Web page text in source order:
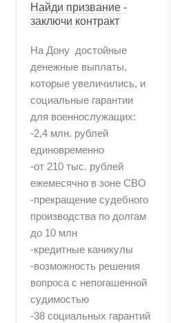
Найди призвание -
заключи контракт
На Дону достойные
денежные выплаты,
которые увеличились, и
социальные гарантии
для военнослужащих:
-2,4 млн. рублей
единовременно
-от 210 тыс. рублей
ежемесячно в зоне СВО
-прекращение судебного
производства по долгам
до 10 млн
-кредитные каникулы
-возможность решения
вопроса с непогашенной
судимостью
-38 социальных гарантий